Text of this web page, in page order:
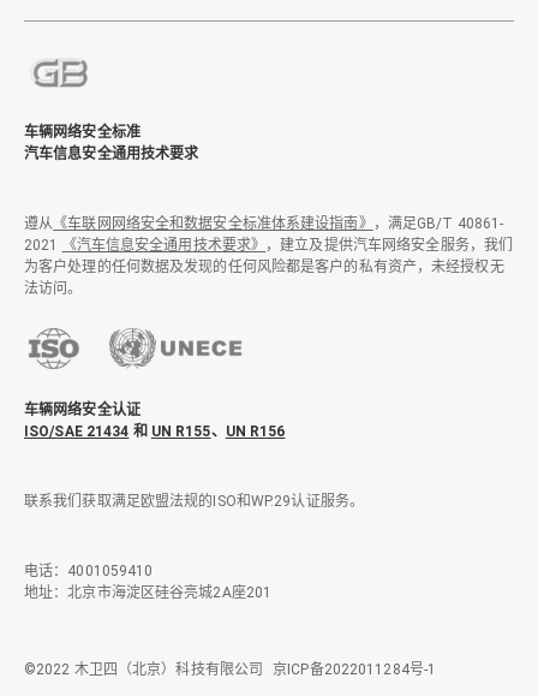
车辆网络安全标准
汽车信息安全通用技术要求
遵从 《车联网网络安全和数据安全标准体系建设指南》 ，满足GB/T 40861-
2021
《汽车信息安全通用技术要求》 ，建立及提供汽车网络安全服务，我们
为客户处理的任何数据及发现的任何风险都是客户的私有资产，未经授权无
法访问。
©2022 木卫四（北京）科技有限公司 京ICP备2022011284号-1
车辆网络安全认证
ISO/SAE 21434 和 UN R155、 UN R156
联系我们获取满足欧盟法规的ISO和WP.29认证服务。
电话：4001059410
地址：北京市海淀区硅谷亮城2A座201